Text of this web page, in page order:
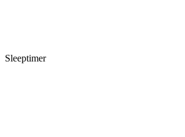
Sleeptimer